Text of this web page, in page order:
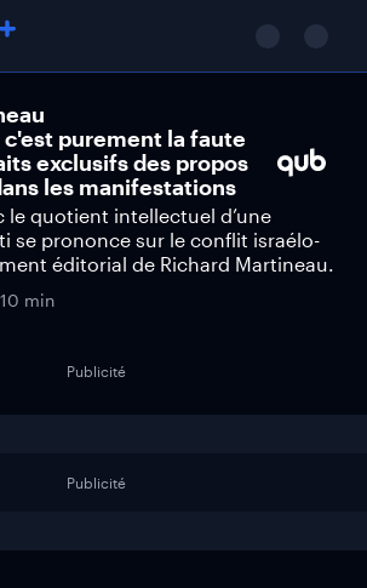
c'est purement la faute
exclusifs des propos
les manifestations
le quotient intellectuel d’une
se prononce sur le conflit israélo-
éditorial de Richard Martineau.
10 min
Publicité
Publicité